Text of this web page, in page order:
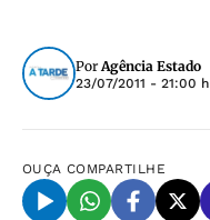
PorAgência Estado
23/07/2011 - 21:00 h
OUÇA COMPARTILHE